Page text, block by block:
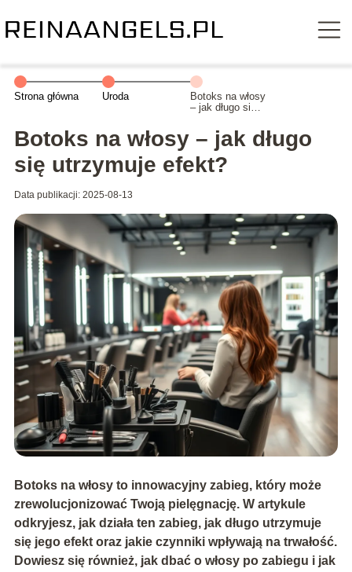
Strona główna Uroda
Botoks na włosy
– jak długo się
efekt?
Botoks na włosy – jak długo
się utrzymuje efekt?
Data publikacji: 2025-08-13
Botoks na włosy to innowacyjny zabieg, który może
zrewolucjonizować Twoją pielęgnację. W artykule
odkryjesz, jak działa ten zabieg, jak długo utrzymuje
się jego efekt oraz jakie czynniki wpływają na trwałość.
Dowiesz się również, jak dbać o włosy po zabiegu i jak